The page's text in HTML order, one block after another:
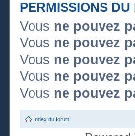
PERMISSIONS DU
Vous ne pouvez
Vous ne pouvez
Vous ne pouvez
Vous ne pouvez
Vous ne pouvez
Index du forum